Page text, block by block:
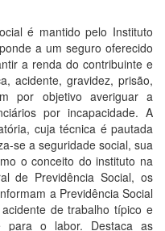
é mantido pelo Instituto
a um seguro oferecido
a renda do contribuinte e
acidente, gravidez, prisão,
por objetivo averiguar a
por incapacidade. A
cuja técnica é pautada
se a seguridade social, sua
o conceito do instituto na
de Previdência Social, os
a Previdência Social
de trabalho típico e
para o labor. Destaca as